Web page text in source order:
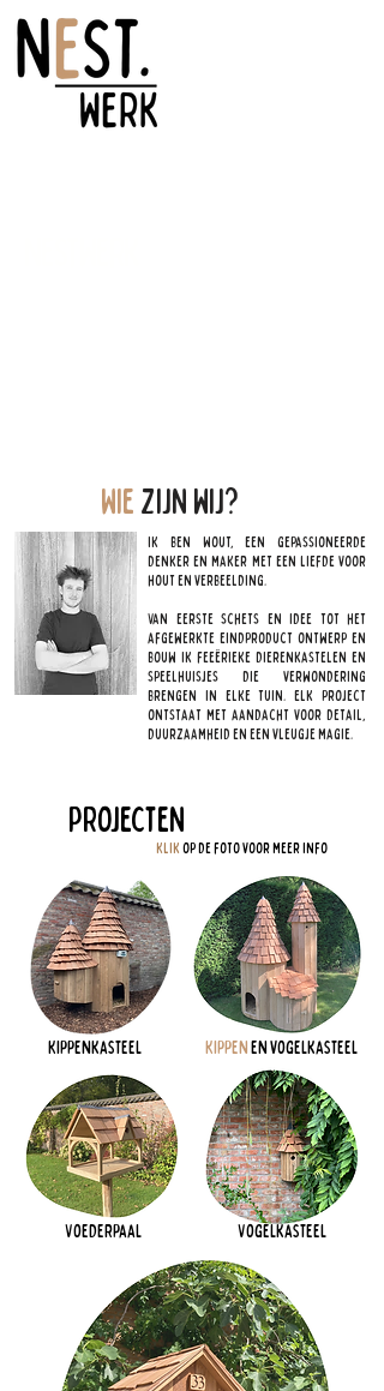
Wiezijn wij?
Ik ben Wout, een gepassioneerde
denker en maker met een liefde voor
hout en verbeelding.
Van eerste schets en idee tot het
afgewerkte eindproduct ontwerp en
bouw ik feeërieke dierenkastelen en
speelhuisjes die verwondering
brengen in elke tuin. Elk project
ontstaat met aandacht voor detail,
duurzaamheid en een vleugje magie.
Projecten
Klikop de foto voor meer info
Kippenen vogelkasteel
Kippenkasteel
Voederpaal Vogelkasteel